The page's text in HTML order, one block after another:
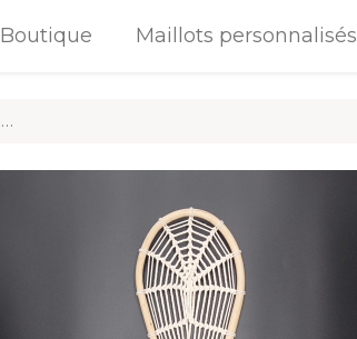
Boutique Maillots personnalisés